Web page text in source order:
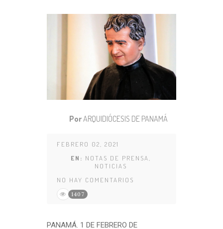
PorARQUIDIÓCESIS DE PANAMÁ
FEBRERO 02, 2021
EN: NOTAS DE PRENSA,
NOTICIAS
NO HAY COMENTARIOS
1407
PANAMÁ. 1 DE FEBRERO DE